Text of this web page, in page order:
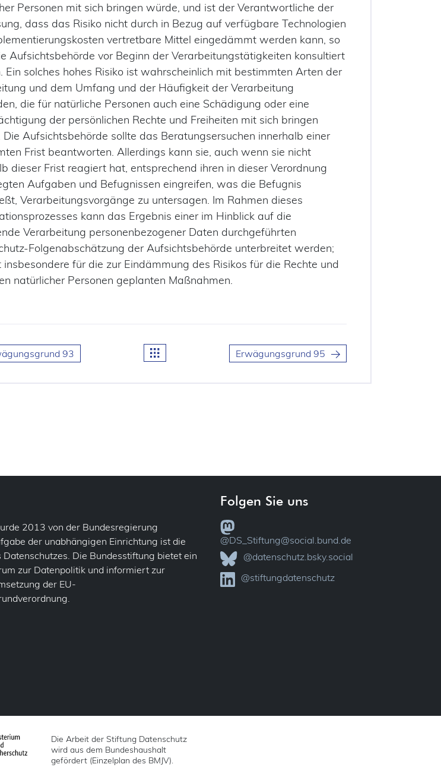
Personen mit sich bringen würde, und ist der Verantwortliche der
dass das Risiko nicht durch in Bezug auf verfügbare Technologien
vertretbare Mittel eingedämmt werden kann, so
Aufsichtsbehörde vor Beginn der Verarbeitungstätigkeiten konsultiert
Ein solches hohes Risiko ist wahrscheinlich mit bestimmten Arten der
und dem Umfang und der Häufigkeit der Verarbeitung
die für natürliche Personen auch eine Schädigung oder eine
der persönlichen Rechte und Freiheiten mit sich bringen
Die Aufsichtsbehörde sollte das Beratungsersuchen innerhalb einer
Frist beantworten. Allerdings kann sie, auch wenn sie nicht
dieser Frist reagiert hat, entsprechend ihren in dieser Verordnung
Aufgaben und Befugnissen eingreifen, was die Befugnis
Verarbeitungsvorgänge zu untersagen. Im Rahmen dieses
kann das Ergebnis einer im Hinblick auf die
Verarbeitung personenbezogener Daten durchgeführten
Folgenabschätzung der Aufsichtsbehörde unterbreitet werden;
insbesondere für die zur Eindämmung des Risikos für die Rechte und
natürlicher Personen geplanten Maßnahmen.
93 Erwägungsgrund 95
2013 von der Bundesregierung
der unabhängigen Einrichtung ist die
Datenschutzes. Die Bundesstiftung bietet ein
zur Datenpolitik und informiert zur
der EU-
Folgen Sie uns
@DS_Stiftung@social.bund.de
@datenschutz.bsky.social
@stiftungdatenschutz
Die Arbeit der Stiftung Datenschutz
wird aus dem Bundeshaushalt
gefördert (Einzelplan des BMJV).